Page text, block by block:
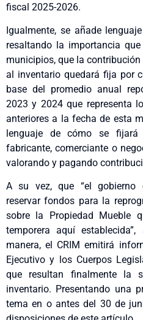
fiscal 2025-2026.
Igualmente, se añade
resaltando la importancia
municipios, que la
al inventario quedará fija por
base del promedio anual
2023 y 2024 que representa
anteriores a la fecha de esta
lenguaje de cómo se
fabricante, comerciante o
valorando y pagando
A su vez, que “el gobierno
reservar fondos para la
sobre la Propiedad Mueble
temporera aquí
manera, el CRIM emitirá
Ejecutivo y los Cuerpos
que resultan finalmente la
inventario. Presentando una
tema en o antes del 30 de